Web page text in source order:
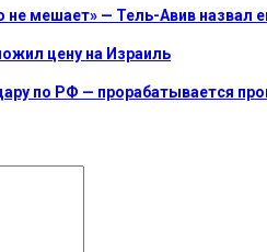
не мешает» — Тель-Авив назвал
цену на Израиль
по РФ — прорабатывается